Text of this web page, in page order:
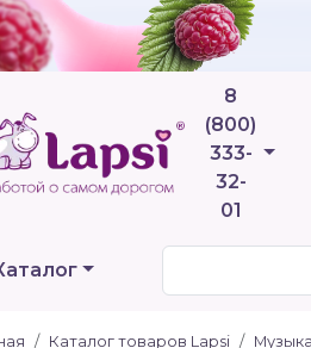
8
(800)
333-
32-
01
Каталог товаров Lapsi